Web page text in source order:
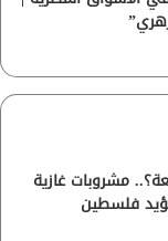
مشروبات غازية
فلسطين